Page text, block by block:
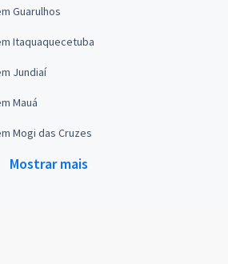
Guarulhos
Itaquaquecetuba
Jundiaí
Mauá
Mogi das Cruzes
Mostrar mais